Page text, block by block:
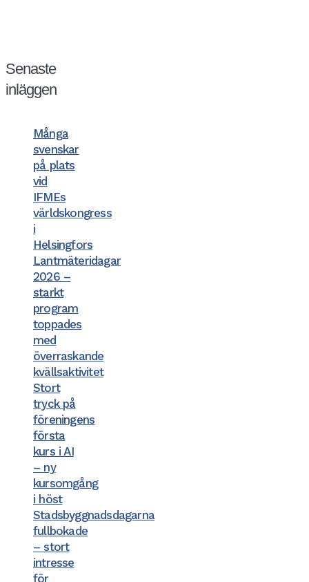
Senaste
inläggen
Många
svenskar
på plats
vid
IFMEs
världskongress
i
Helsingfors
Lantmäteridagar
2026 –
starkt
program
toppades
med
överraskande
kvällsaktivitet
Stort
tryck på
föreningens
första
kurs i AI
– ny
kursomgång
i höst
Stadsbyggnadsdagarna
fullbokade
– stort
intresse
för